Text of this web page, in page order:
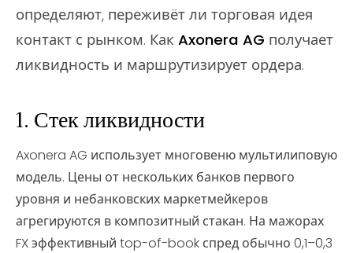
определяют, переживёт ли торговая идея
контакт с рынком. Как Axonera AG получает
ликвидность и маршрутизирует ордера.
1. Стек ликвидности
Axonera AG использует многовеню мультилиповую
модель. Цены от нескольких банков первого
уровня и небанковских маркетмейкеров
агрегируются в композитный стакан. На мажорах
FX эффективный top-of-book спред обычно 0,1–0,3